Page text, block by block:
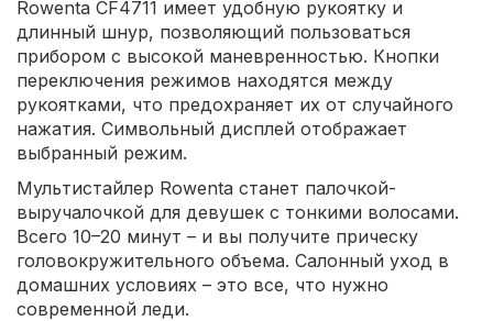
Rowenta CF4711 имеет удобную рукоятку и
длинный шнур, позволяющий пользоваться
прибором с высокой маневренностью. Кнопки
переключения режимов находятся между
рукоятками, что предохраняет их от случайного
нажатия. Символьный дисплей отображает
выбранный режим.
Мультистайлер Rowenta станет палочкой-
выручалочкой для девушек с тонкими волосами.
Всего 10–20 минут – и вы получите прическу
головокружительного объема. Салонный уход в
домашних условиях – это все, что нужно
современной леди.